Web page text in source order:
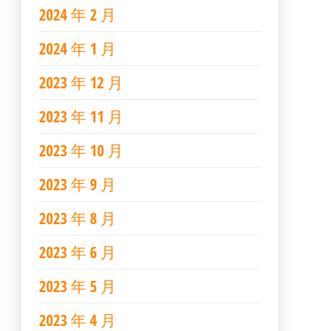
2024 年 2 月
2024 年 1 月
2023 年 12 月
2023 年 11 月
2023 年 10 月
2023 年 9 月
2023 年 8 月
2023 年 6 月
2023 年 5 月
2023 年 4 月